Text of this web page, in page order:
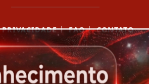
PRIVACIDADE | FAQ | CONTATO